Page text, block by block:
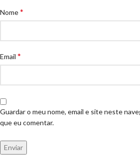
Nome*
Email *
Guardar o meu nome, email e site neste
que eu comentar.